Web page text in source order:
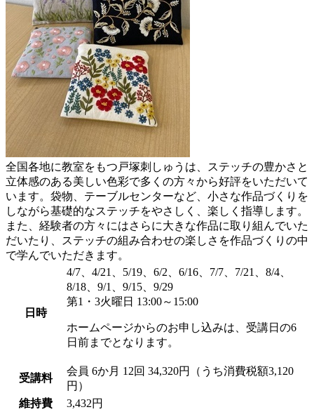
全国各地に教室をもつ戸塚刺しゅうは、ステッチの豊かさと
立体感のある美しい色彩で多くの方々から好評をいただいて
います。袋物、テーブルセンターなど、小さな作品づくりを
しながら基礎的なステッチをやさしく、楽しく指導します。
また、経験者の方々にはさらに大きな作品に取り組んでいた
だいたり、ステッチの組み合わせの楽しさを作品づくりの中
で学んでいただきます。
日時
4/7、4/21、5/19、6/2、6/16、7/7、7/21、8/4、
8/18、9/1、9/15、9/29
第1・3火曜日 13:00～15:00
ホームページからのお申し込みは、受講日の6
日前までとなります。
受講料
会員 6か月 12回 34,320円（うち消費税額3,120
円）
維持費
3,432円